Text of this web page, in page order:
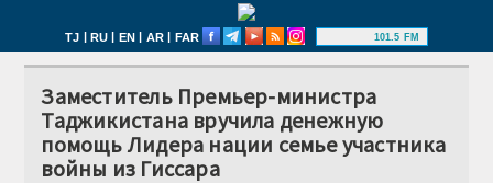
TJ | RU | EN | AR | FAR 101.5 FM
Заместитель Премьер-министра
Таджикистана вручила денежную
помощь Лидера нации семье участника
войны из Гиссара